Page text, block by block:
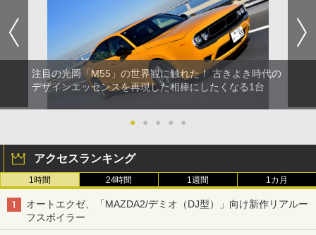
注目の光岡「M55」の世界観に触れた！ 古きよき時代の
デザインエッセンスを再現した相棒にしたくなる1台
● ● ● ● ●
アクセスランキング
1時間 24時間 1週間 1カ月
オートエクゼ、「MAZDA2/デミオ（DJ型）」向け新作リアルー
フスポイラー